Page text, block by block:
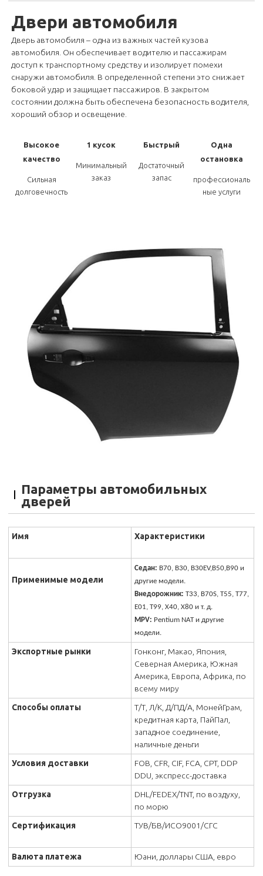
Двери автомобиля
Дверь автомобиля – одна из важных частей кузова
автомобиля. Он обеспечивает водителю и пассажирам
доступ к транспортному средству и изолирует помехи
снаружи автомобиля. В определенной степени это снижает
боковой удар и защищает пассажиров. В закрытом
состоянии должна быть обеспечена безопасность водителя,
хороший обзор и освещение.
Высокое
качество
Сильная
долговечность
1 кусок
Минимальный
заказ
Быстрый
Достаточный
запас
Одна
остановка
профессиональ
ные услуги
Параметры автомобильных
дверей
Имя Характеристики
Применимые модели
Седан: B70, B30, B30EV,B50,B90 и
другие модели.
Внедорожник: T33, B70S, T55, T77,
E01, T99, X40, X80 и т. д.
MPV: Pentium NAT и другие
модели.
Экспортные рынки
Гонконг, Макао, Япония,
Северная Америка, Южная
Америка, Европа, Африка, по
всему миру
Способы оплаты
Т/Т, Л/К, Д/ПД/А, МонейГрам,
кредитная карта, ПайПал,
западное соединение,
наличные деньги
Условия доставки
FOB, CFR, CIF, FCA, CPT, DDP
DDU, экспресс-доставка
Отгрузка
DHL/FEDEX/TNT, по воздуху,
по морю
Сертификация
ТУВ/БВ/ИСО9001/СГС
Валюта платежа Юани, доллары США, евро